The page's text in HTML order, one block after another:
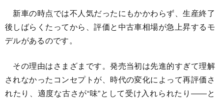
新車の時点では不人気だったにもかかわらず、生産終了
後しばらくたってから、評価と中古車相場が急上昇するモ
デルがあるのです。
その理由はさまざまです。発売当初は先進的すぎて理解
されなかったコンセプトが、時代の変化によって再評価さ
れたり、適度な古さが“味”として受け入れられたり――と